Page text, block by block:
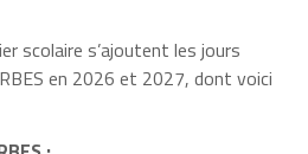
scolaire s’ajoutent les jours
en 2026 et 2027, dont voici